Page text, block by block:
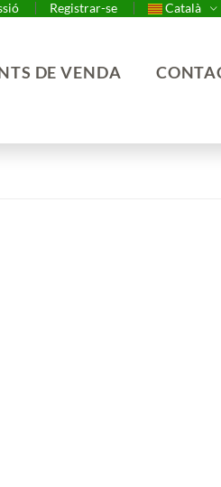
Registrar-se Català
DE VENDA